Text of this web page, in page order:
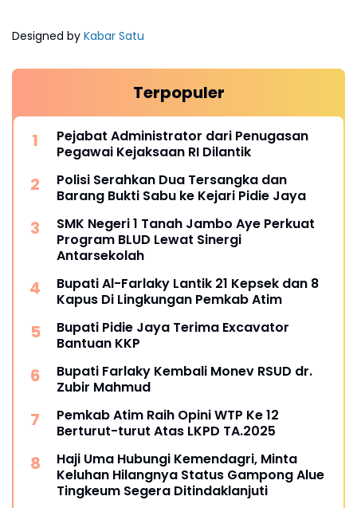
Designed by Kabar Satu
Terpopuler
Pejabat Administrator dari Penugasan
Pegawai Kejaksaan RI Dilantik
Polisi Serahkan Dua Tersangka dan
Barang Bukti Sabu ke Kejari Pidie Jaya
SMK Negeri 1 Tanah Jambo Aye Perkuat
Program BLUD Lewat Sinergi
Antarsekolah
Bupati Al-Farlaky Lantik 21 Kepsek dan 8
Kapus Di Lingkungan Pemkab Atim
Bupati Pidie Jaya Terima Excavator
Bantuan KKP
Bupati Farlaky Kembali Monev RSUD dr.
Zubir Mahmud
Pemkab Atim Raih Opini WTP Ke 12
Berturut-turut Atas LKPD TA.2025
Haji Uma Hubungi Kemendagri, Minta
Keluhan Hilangnya Status Gampong Alue
Tingkeum Segera Ditindaklanjuti